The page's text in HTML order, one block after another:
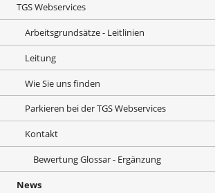
TGS Webservices
Arbeitsgrundsätze - Leitlinien
Leitung
Wie Sie uns finden
Parkieren bei der TGS Webservices
Kontakt
Bewertung Glossar - Ergänzung
News